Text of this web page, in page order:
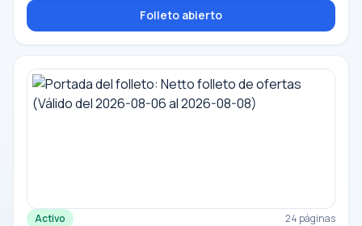
Folleto abierto
Activo 24 páginas